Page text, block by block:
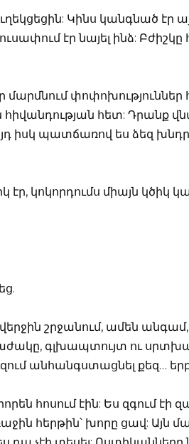
Կինս կանգնած էր
էր նայել ինձ: Բժիշկը
մարմնում փոփոխություններ
հիվանդության հետ: Դրանք
իսկ պատճառով ես ձեզ
կոկորդումս միայն կծիկ
շրջանում, ամեն անգամ,
գլխապտույտ ու
անհանգստացնել քեզ…
հոսում էին: Ես զգում էի
հերթին՝ խորը ցավ: Այն